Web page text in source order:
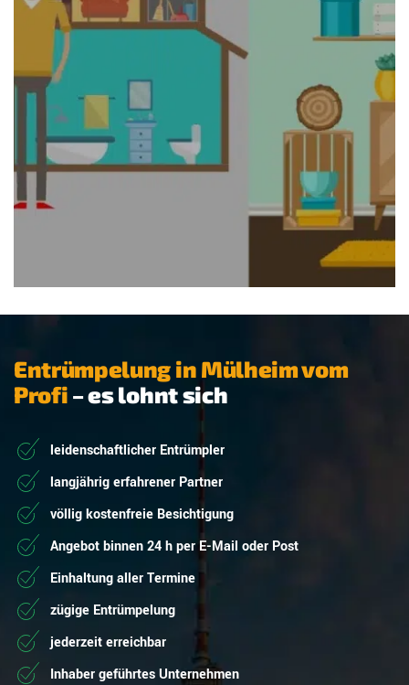
Entrümpelung in Mülheim vom
Profi – es lohnt sich
leidenschaftlicher Entrümpler
langjährig erfahrener Partner
völlig kostenfreie Besichtigung
Angebot binnen 24 h per E-Mail oder Post
Einhaltung aller Termine
zügige Entrümpelung
jederzeit erreichbar
Inhaber geführtes Unternehmen